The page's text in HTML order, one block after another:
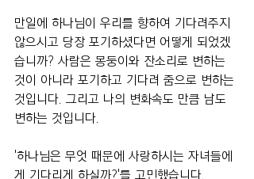
만일에 하나님이 우리를 향하여 기다려주지
않으시고 당장 포기하셨다면 어떻게 되었겠
습니까? 사람은 몽둥이와 잔소리로 변하는
것이 아니라 포기하고 기다려 줌으로 변하는
것입니다. 그리고 나의 변화속도 만큼 남도
변하는 것입니다.
'하나님은 무엇 때문에 사랑하시는 자녀들에